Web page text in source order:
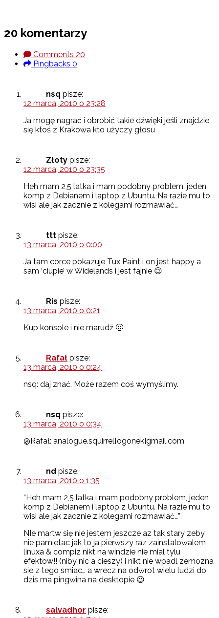
20 komentarzy
Comments 20
Pingbacks 0
nsq pisze:
12 marca, 2010 o 23:28
Ja mogę nagrać i obrobić takie dźwięki jeśli znajdzie
się ktoś z Krakowa kto użyczy głosu
Złoty pisze:
12 marca, 2010 o 23:35
Heh mam 2,5 latka i mam podobny problem, jeden
komp z Debianem i laptop z Ubuntu. Na razie mu to
wisi ale jak zacznie z kolegami rozmawiać…
ttt pisze:
13 marca, 2010 o 0:00
Ja tam corce pokazuje Tux Paint i on jest happy a
sam ‘ciupie’ w Widelands i jest fajnie 😉
Ris pisze:
13 marca, 2010 o 0:21
Kup konsole i nie marudź 🙂
Rafał pisze:
13 marca, 2010 o 0:24
nsq: daj znać. Może razem coś wymyślimy.
nsq pisze:
13 marca, 2010 o 0:34
@Rafał: analogue.squirrel[ogonek]gmail.com
nd pisze:
13 marca, 2010 o 1:35
“Heh mam 2,5 latka i mam podobny problem, jeden
komp z Debianem i laptop z Ubuntu. Na razie mu to
wisi ale jak zacznie z kolegami rozmawiać…”
NIe martw się nie jestem jeszcze az tak stary zeby
nie pamietac jak to ja pierwszy raz zainstalowalem
linuxa & compiz nikt na windzie nie mial tylu
efektow!! (niby nic a cieszy) i nikt nie wpadl zemozna
sie z tego smiac… a wrecz na odwrot wielu ludzi do
dzis ma pingwina na desktopie 😉
salvadhor pisze: